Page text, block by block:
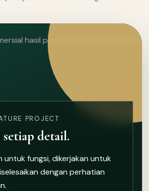
PROJECT
detail.
untuk fungsi, dikerjakan untuk
dengan perhatian